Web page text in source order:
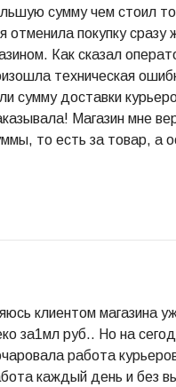
сумму чем стоил
отменила покупку сразу
Как сказал
техническая
сумму доставки
Магазин мне
то есть за товар, а
клиентом магазина
за1мл руб.. Но на
работа
каждый день и без